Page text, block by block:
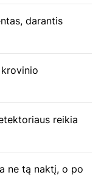
darantis
reikia
ne tą naktį, o po